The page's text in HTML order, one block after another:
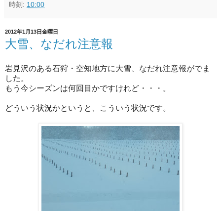
時刻: 10:00
2012年1月13日金曜日
大雪、なだれ注意報
岩見沢のある石狩・空知地方に大雪、なだれ注意報がでま
した。
もう今シーズンは何回目かですけれど・・・。
どういう状況かというと、こういう状況です。